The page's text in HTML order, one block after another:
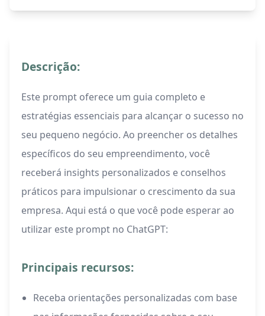
Descrição:
Este prompt oferece um guia completo e
estratégias essenciais para alcançar o sucesso no
seu pequeno negócio. Ao preencher os detalhes
específicos do seu empreendimento, você
receberá insights personalizados e conselhos
práticos para impulsionar o crescimento da sua
empresa. Aqui está o que você pode esperar ao
utilizar este prompt no ChatGPT:
Principais recursos:
Receba orientações personalizadas com base